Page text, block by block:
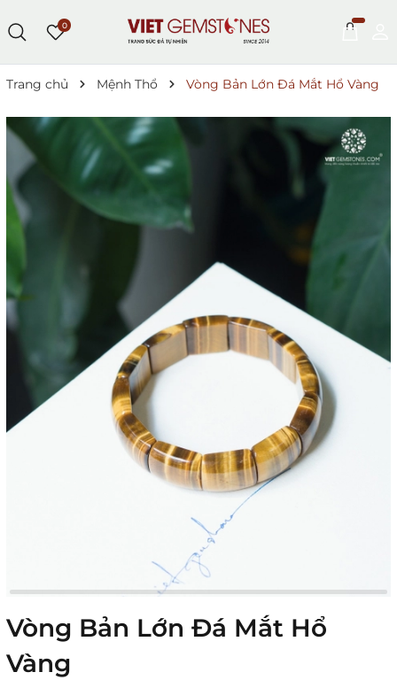
0
Trang chủ Mệnh Thổ Vòng Bản Lớn Đá Mắt Hổ Vàng
Vòng Bản Lớn Đá Mắt Hổ
Vàng